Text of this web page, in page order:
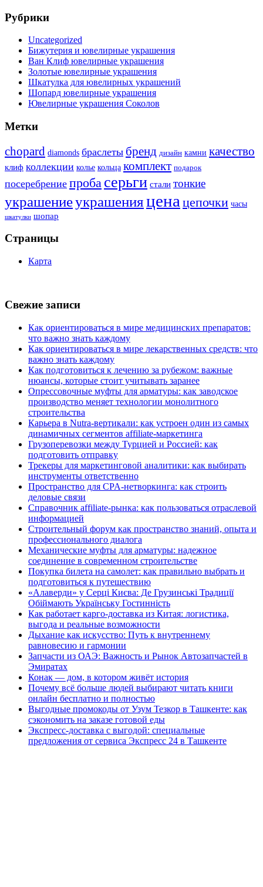
Рубрики
Uncategorized
Бижутерия и ювелирные украшения
Ван Клиф ювелирные украшения
Золотые ювелирные украшения
Шкатулка для ювелирных украшений
Шопард ювелирные украшения
Ювелирные украшения Соколов
Метки
chopard diamonds браслеты бренд дизайн камни качество
клиф коллекции колье кольца комплект подарок
посеребрение проба серьги стали тонкие
украшениеукрашенияцена цепочки часы
шкатулки шопар
Страницы
Карта
Свежие записи
Как ориентироваться в мире медицинских препаратов:
что важно знать каждому
Как ориентироваться в мире лекарственных средств: что
важно знать каждому
Как подготовиться к лечению за рубежом: важные
нюансы, которые стоит учитывать заранее
Опрессовочные муфты для арматуры: как заводское
производство меняет технологии монолитного
строительства
Карьера в Nutra-вертикали: как устроен один из самых
динамичных сегментов affiliate-маркетинга
Грузоперевозки между Турцией и Россией: как
подготовить отправку
Трекеры для маркетинговой аналитики: как выбирать
инструменты ответственно
Пространство для CPA-нетворкинга: как строить
деловые связи
Справочник affiliate-рынка: как пользоваться отраслевой
информацией
Строительный форум как пространство знаний, опыта и
профессионального диалога
Механические муфты для арматуры: надежное
соединение в современном строительстве
Покупка билета на самолет: как правильно выбрать и
подготовиться к путешествию
«Алаверди» у Серці Києва: Де Грузинські Традиції
Обіймають Українську Гостинність
Как работает карго-доставка из Китая: логистика,
выгода и реальные возможности
Дыхание как искусство: Путь к внутреннему
равновесию и гармонии
Запчасти из ОАЭ: Важность и Рынок Автозапчастей в
Эмиратах
Конак — дом, в котором живёт история
Почему всё больше людей выбирают читать книги
онлайн бесплатно и полностью
Выгодные промокоды от Узум Тезкор в Ташкенте: как
сэкономить на заказе готовой еды
Экспресс-доставка с выгодой: специальные
предложения от сервиса Экспресс 24 в Ташкенте